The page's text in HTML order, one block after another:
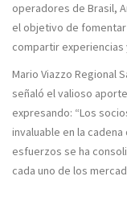
operadores de Brasil,
el objetivo de
compartir experiencias
Mario Viazzo Regional
señaló el valioso
expresando: “Los
invaluable en la
esfuerzos se ha
cada uno de los